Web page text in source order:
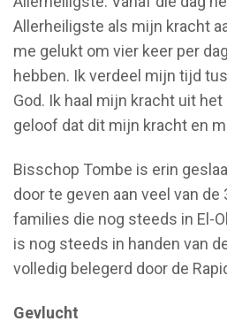
Allerheiligste als mijn kracht
me gelukt om vier keer per
hebben. Ik verdeel mijn tijd
God. Ik haal mijn kracht uit
geloof dat dit mijn kracht en
Bisschop Tombe is erin
door te geven aan veel van de
families die nog steeds in El-
is nog steeds in handen van
volledig belegerd door de
Gevlucht